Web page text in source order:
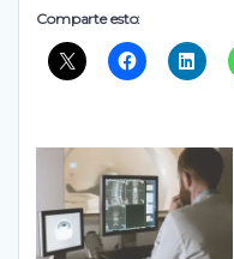
Comparte esto: